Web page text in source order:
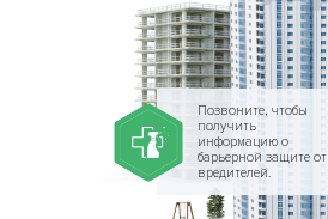
Позвоните, чтобы
получить
информацию о
барьерной защите от
вредителей.